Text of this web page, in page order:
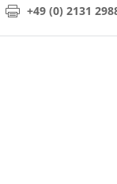
+49 (0) 2131